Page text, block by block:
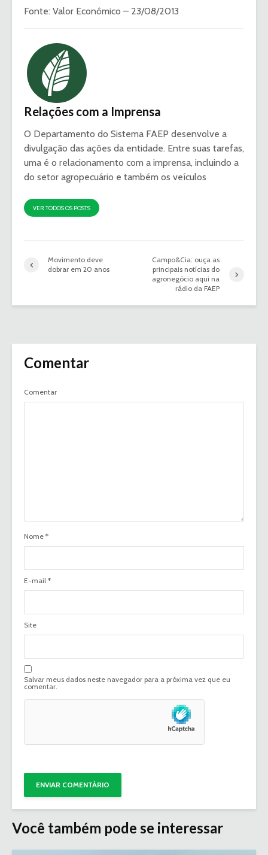
Fonte: Valor Econômico – 23/08/2013
Relações com a Imprensa
O Departamento do Sistema FAEP desenvolve a
divulgação das ações da entidade. Entre suas tarefas,
uma é o relacionamento com a imprensa, incluindo a
do setor agropecuário e também os veículos
VER TODOS OS POSTS
Movimento deve
dobrar em 20 anos
Campo&Cia: ouça as
principais notícias do
agronegócio aqui na
rádio da FAEP
Comentar
Comentar
Nome *
E-mail *
Site
Salvar meus dados neste navegador para a próxima vez que eu
comentar.
Você também pode se interessar